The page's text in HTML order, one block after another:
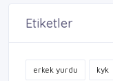
Etiketler
erkek yurdu kyk